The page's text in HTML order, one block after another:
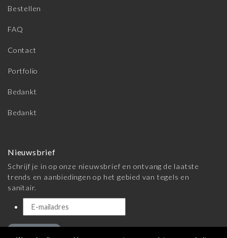
Bestellen
FAQ
Contact
Portfolio
Bedankt
Bedankt
Nieuwsbrief
Schrijf je in op onze nieuwsbrief en ontvang de laatste
trends en aanbiedingen op het gebied van tegels en
sanitair.